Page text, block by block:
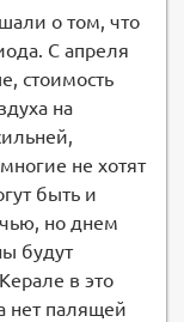
о том, что
С апреля
стоимость
на
не хотят
быть и
но днем
будут
в это
нет палящей